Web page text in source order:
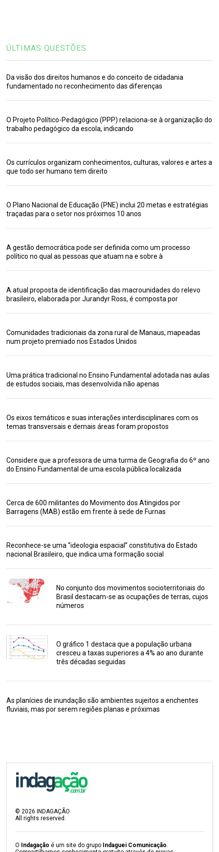
ÚLTIMAS QUESTÕES
Da visão dos direitos humanos e do conceito de cidadania
fundamentado no reconhecimento das diferenças
O Projeto Político-Pedagógico (PPP) relaciona-se à organização do
trabalho pedagógico da escola, indicando
Os currículos organizam conhecimentos, culturas, valores e artes a
que todo ser humano tem direito
O Plano Nacional de Educação (PNE) inclui 20 metas e estratégias
traçadas para o setor nos próximos 10 anos
A gestão democrática pode ser definida como um processo
político no qual as pessoas que atuam na e sobre à
A atual proposta de identificação das macrounidades do relevo
brasileiro, elaborada por Jurandyr Ross, é composta por
Comunidades tradicionais da zona rural de Manaus, mapeadas
num projeto premiado nos Estados Unidos
Uma prática tradicional no Ensino Fundamental adotada nas aulas
de estudos sociais, mas desenvolvida não apenas
Os eixos temáticos e suas interações interdisciplinares com os
temas transversais e demais áreas foram propostos
Considere que a professora de uma turma de Geografia do 6º ano
do Ensino Fundamental de uma escola pública localizada
Cerca de 600 militantes do Movimento dos Atingidos por
Barragens (MAB) estão em frente à sede de Furnas
Reconhece-se uma “ideologia espacial” constitutiva do Estado
nacional Brasileiro, que indica uma formação social
No conjunto dos movimentos socioterritoriais do
Brasil destacam-se as ocupações de terras, cujos
números
O gráfico 1 destaca que a população urbana
cresceu a taxas superiores a 4% ao ano durante
três décadas seguidas
As planícies de inundação são ambientes sujeitos a enchentes
fluviais, mas por serem regiões planas e próximas
©2026 INDAGAÇÃO
All rights reserved.
O Indagação é um site do grupo Indaguei Comunicação.